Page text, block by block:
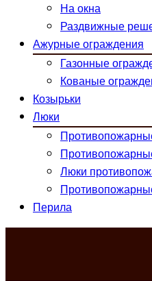
На окна
Раздвижные
Ажурные ограждения
Газонные
Кованые
Козырьки
Люки
Люки
Перила